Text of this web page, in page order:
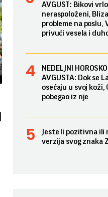
AVGUST: Bikovi vrlo
neraspoloženi,
probleme na poslu,
privući vesela i
NEDELJNI
AVGUSTA: Dok se
osećaju u svoj koži,
pobegao iz nje
Jeste li pozitivna ili
verzija svog znaka